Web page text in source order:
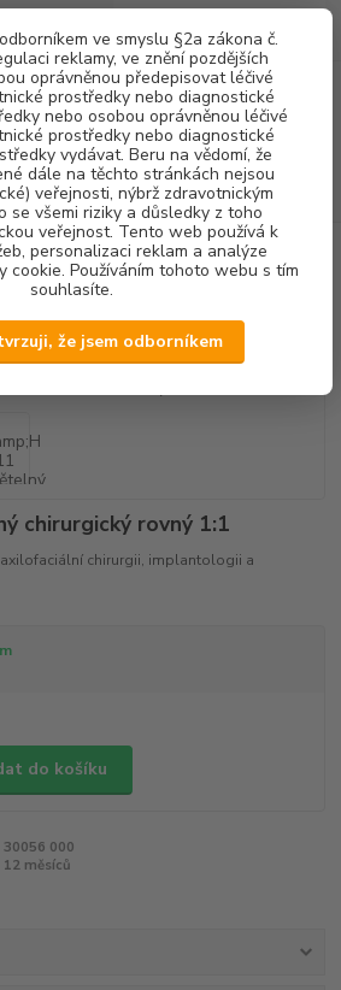
ve smyslu §2a zákona č.
reklamy, ve znění pozdějších
oprávněnou předepisovat léčivé
prostředky nebo diagnostické
nebo osobou oprávněnou léčivé
prostředky nebo diagnostické
vydávat. Beru na vědomí, že
dále na těchto stránkách nejsou
veřejnosti, nýbrž zdravotnickým
se všemi riziky a důsledky z toho
veřejnost. Tento web používá k
personalizaci reklam a analýze
cookie. Používáním tohoto webu s tím
souhlasíte.
že jsem odborníkem
Menu
CZK
Hledat
za0,00 Kč
CHIRURGICKÉ NÁSADCE - ROVNÉ
chirurgický rovný 1:1
chirurgii, implantologii a
do košíku
30056 000
12 měsíců